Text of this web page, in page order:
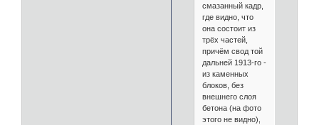
смазанный кадр,
где видно, что
она состоит из
трёх частей,
причём свод той
дальней 1913-го -
из каменных
блоков, без
внешнего слоя
бетона (на фото
этого не видно),